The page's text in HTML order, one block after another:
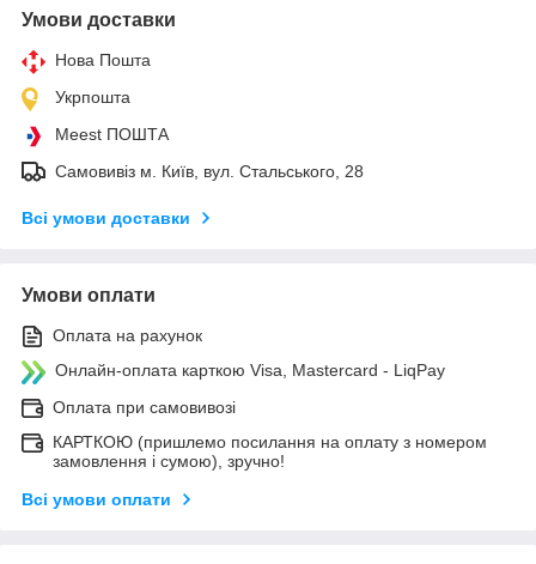
Умови доставки
Нова Пошта
Укрпошта
Meest ПОШТА
Самовивіз м. Київ, вул. Стальського, 28
Всі умови доставки
Умови оплати
Оплата на рахунок
Онлайн-оплата карткою Visa, Mastercard - LiqPay
Оплата при самовивозі
КАРТКОЮ (пришлемо посилання на оплату з номером
замовлення і сумою), зручно!
Всі умови оплати